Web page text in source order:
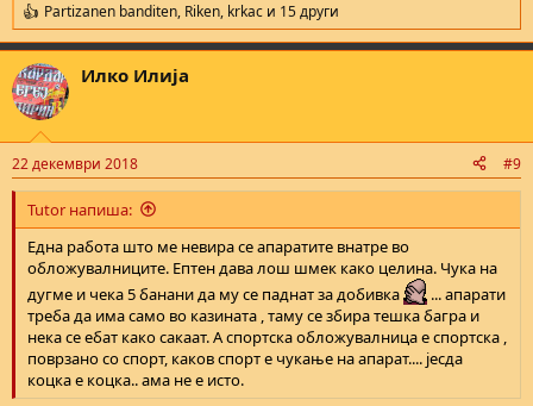
R
e
a
c
t
i
s
:
Partizanen banditen, Riken, krkac и 15 други
Илко Илија
22 декември 2018 #9
Tutor напиша:
Една работа што ме невира се апаратите внатре во
обложувалниците. Ептен дава лош шмек како целина. Чука на
дугме и чека 5 банани да му се паднат за добивка
... апарати
треба да има само во казината , таму се збира тешка багра и
нека се ебат како сакаат. А спортска обложувалница е спортска ,
поврзано со спорт, каков спорт е чукање на апарат.... јесда
коцка е коцка.. ама не е исто.